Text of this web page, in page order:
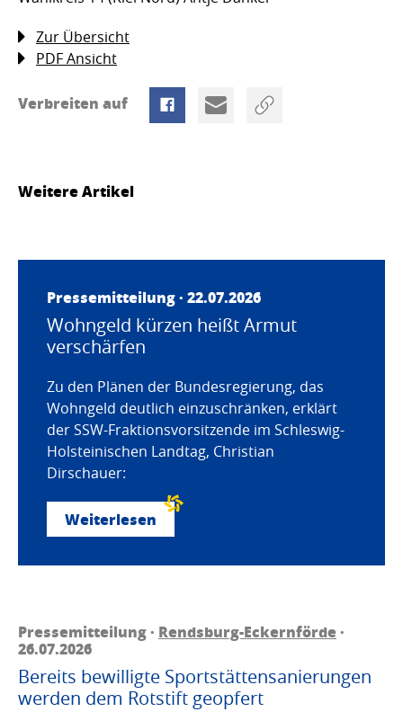
Zur Übersicht
PDF Ansicht
Verbreiten auf
Weitere Artikel
Pressemitteilung · 22.07.2026
Wohngeld kürzen heißt Armut
verschärfen
Zu den Plänen der Bundesregierung, das
Wohngeld deutlich einzuschränken, erklärt
der SSW-Fraktionsvorsitzende im Schleswig-
Holsteinischen Landtag, Christian
Dirschauer:
Weiterlesen
Pressemitteilung · Rendsburg-Eckernförde·
26.07.2026
Bereits bewilligte Sportstättensanierungen
werden dem Rotstift geopfert